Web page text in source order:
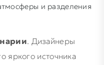
и разделения
. Дизайнеры
яркого источника